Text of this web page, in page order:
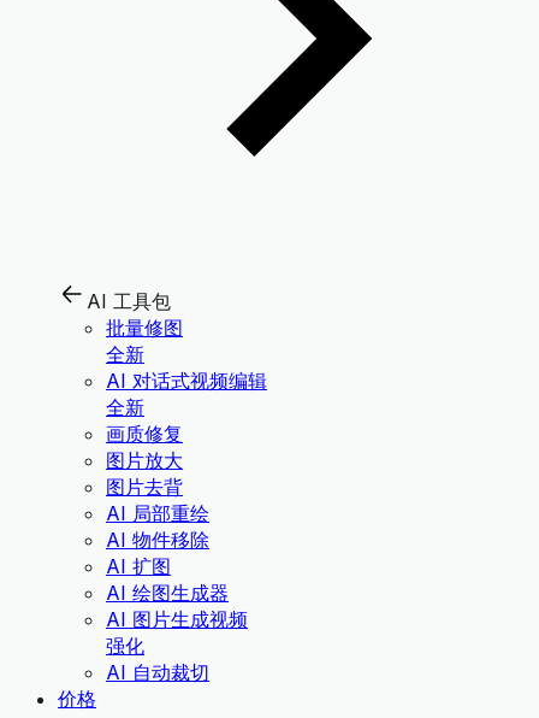
AI 工具包
批量修图
全新
AI 对话式视频编辑
全新
画质修复
图片放大
图片去背
AI 局部重绘
AI 物件移除
AI 扩图
AI 绘图生成器
AI 图片生成视频
强化
AI 自动裁切
价格